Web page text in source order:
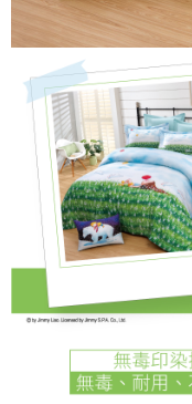
５．嚴禁一人註冊多個帳
恩沛科技股份有限公司將